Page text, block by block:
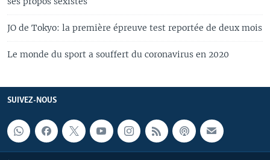
JO de Tokyo: la première épreuve test reportée de deux mois
Le monde du sport a souffert du coronavirus en 2020
SUIVEZ-NOUS